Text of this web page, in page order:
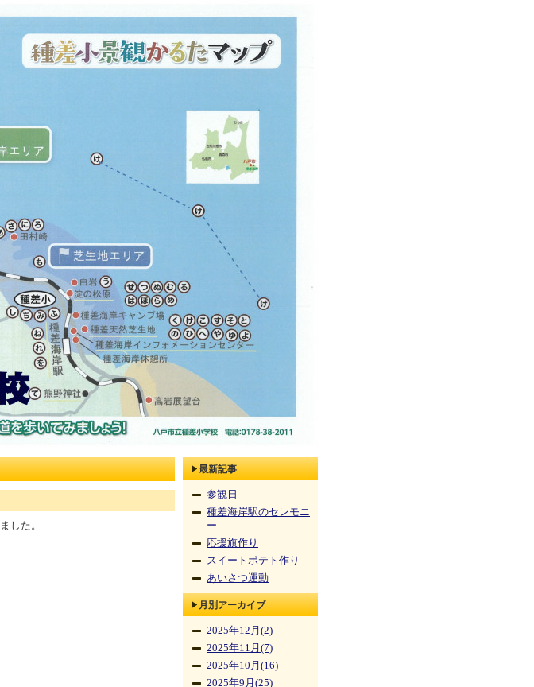
最新記事
参観日
種差海岸駅のセレモニ
ー
応援旗作り
スイートポテト作り
あいさつ運動
月別アーカイブ
2025年12月(2)
2025年11月(7)
2025年10月(16)
2025年9月(25)
した。